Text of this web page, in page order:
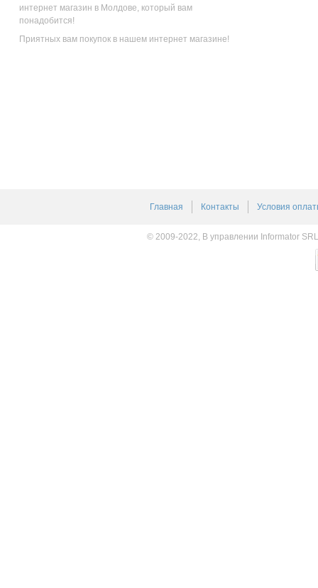
интернет магазин в Молдове, который вам
понадобится!
Приятных вам покупок в нашем интернет магазине!
Главная Контакты Условия
© 2009-2022, В управлении Informator SRL